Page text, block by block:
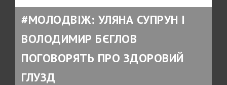
#МОЛОДВІЖ: УЛЯНА СУПРУН І
ВОЛОДИМИР БЄГЛОВ
ПОГОВОРЯТЬ ПРО ЗДОРОВИЙ
ГЛУЗД